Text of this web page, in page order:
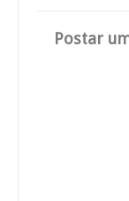
Postar